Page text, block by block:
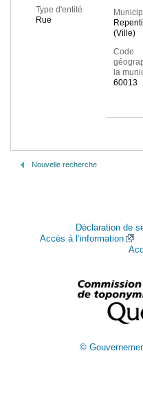
Type d'entité
Rue
(Ville)
Code
la
60013
Nouvelle recherche
Déclaration de
Accès à l’information
©